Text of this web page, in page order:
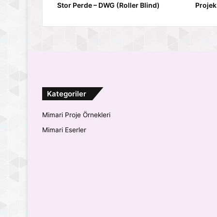
Stor Perde – DWG (Roller Blind)
Kategoriler
Mimari Proje Örnekleri
Mimari Eserler